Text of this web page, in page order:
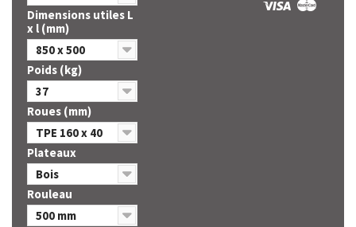
Dimensions utiles L
x l (mm)
850 x 500
Poids (kg)
37
Roues (mm)
TPE 160 x 40
Plateaux
Bois
Rouleau
500 mm